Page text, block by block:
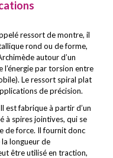
ressort de montre, il
rond ou de forme,
autour d’un
l’énergie par torsion entre
Le ressort spiral plat
de précision.
est fabrique à partir d’un
à spires jointives, qui se
de force. Il fournit donc
longueur de
être utilisé en traction,